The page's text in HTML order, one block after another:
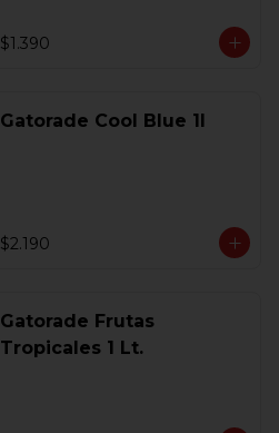
$1.390
Gatorade Cool Blue 1l
$2.190
Gatorade Frutas
Tropicales 1 Lt.